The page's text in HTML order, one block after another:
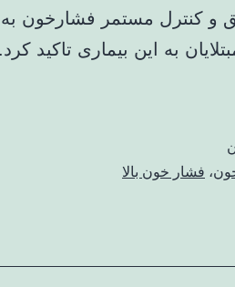
و کنترل مستمر فشارخون
به این بیماری تاکید کرد.
، فشار خون بالا